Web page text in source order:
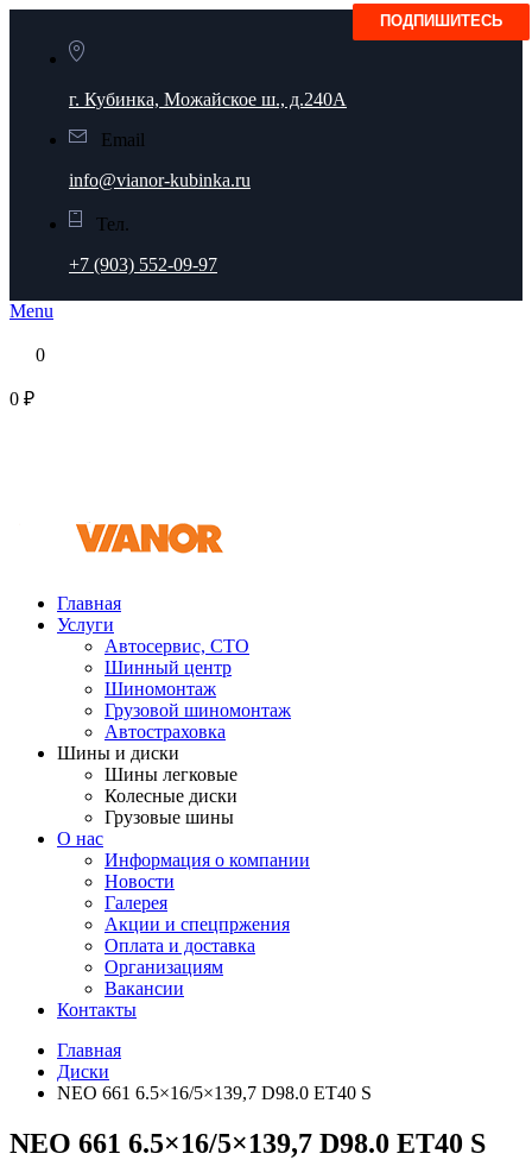
г. Кубинка, Можайское ш., д.240А
Email
info@vianor-kubinka.ru
Тел.
+7 (903) 552-09-97
Menu
0
0 ₽
Главная
Услуги
Автосервис, СТО
Шинный центр
Шиномонтаж
Грузовой шиномонтаж
Автостраховка
Шины и диски
Шины легковые
Колесные диски
Грузовые шины
О нас
Информация о компании
Новости
Галерея
Акции и спецпржения
Оплата и доставка
Организациям
Вакансии
Контакты
Главная
Диски
NEO 661 6.5×16/5×139,7 D98.0 ET40 S
NEO 661 6.5×16/5×139,7 D98.0 ET40 S